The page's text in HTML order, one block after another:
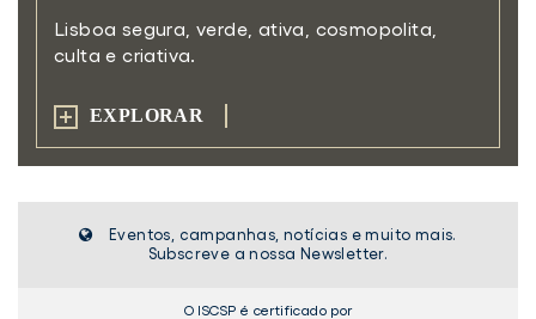
Lisboa segura, verde, ativa,
cosmopolita,
culta e criativa.
EXPLORAR
Eventos, campanhas, notícias e muito mais.
Subscreve a nossa Newsletter.
O ISCSP é certificado por